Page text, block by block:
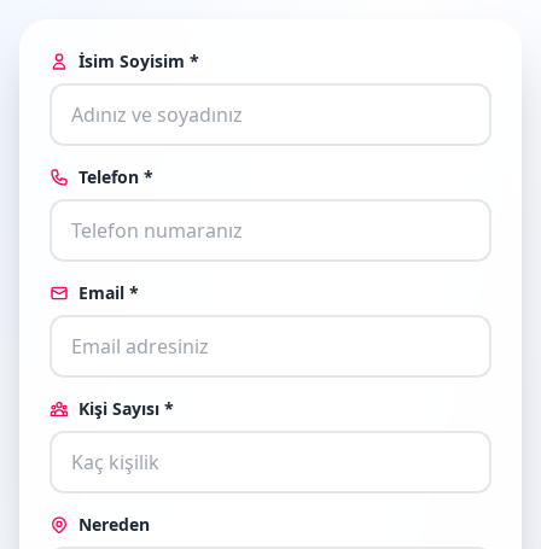
İsim Soyisim *
Telefon *
Email *
Kişi Sayısı *
Nereden